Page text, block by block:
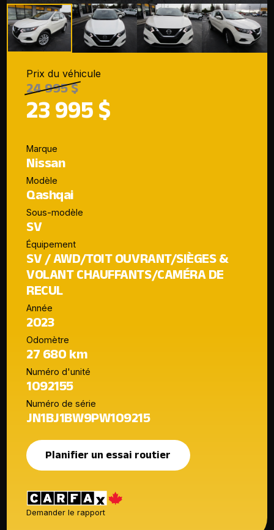
Prix du véhicule
24 995 $
23 995 $
Marque
Nissan
Modèle
Qashqai
Sous-modèle
SV
Équipement
SV / AWD/TOIT OUVRANT/SIÈGES &
VOLANT CHAUFFANTS/CAMÉRA DE
RECUL
Année
2023
Odomètre
27 680 km
Numéro d'unité
1092155
Numéro de série
JN1BJ1BW9PW109215
Planifier un essai routier
Demander le rapport